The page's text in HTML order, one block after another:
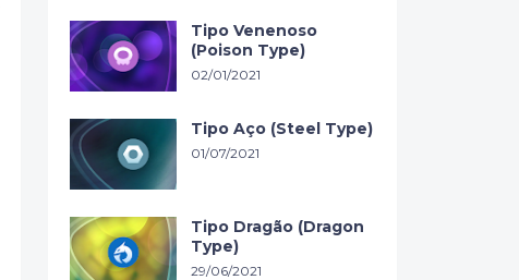
Tipo Venenoso
(Poison Type)
02/01/2021
Tipo Aço (Steel Type)
01/07/2021
Tipo Dragão (Dragon
Type)
29/06/2021